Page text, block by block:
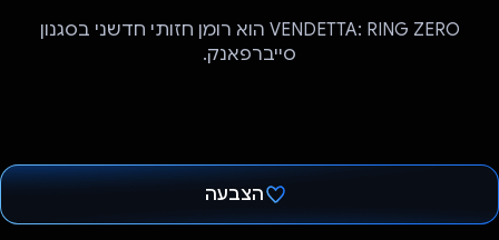
VENDETTA: RING ZERO הוא רומן חזותי חדשני בסגנון
סייברפאנק.
הצבעה